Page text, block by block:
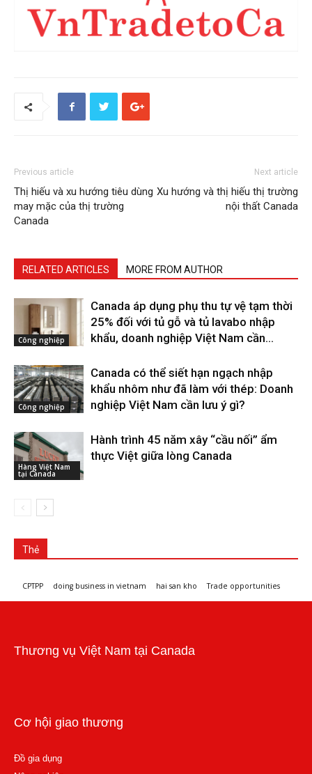
Previous article
Thị hiếu và xu hướng tiêu dùng
may mặc của thị trường
Canada
Next article
Xu hướng và thị hiếu thị trường
nội thất Canada
RELATED ARTICLES MORE FROM AUTHOR
Công nghiệp
Canada áp dụng phụ thu tự vệ tạm thời
25% đối với tủ gỗ và tủ lavabo nhập
khẩu, doanh nghiệp Việt Nam cần...
Công nghiệp
Canada có thể siết hạn ngạch nhập
khẩu nhôm như đã làm với thép: Doanh
nghiệp Việt Nam cần lưu ý gì?
Hàng Việt Nam
tại Canada
Hành trình 45 năm xây “cầu nối” ẩm
thực Việt giữa lòng Canada
Thẻ
CPTPP doing business in vietnam hai san kho Trade opportunities
Thương vụ Việt Nam tại Canada
Cơ hội giao thương
Đồ gia dụng